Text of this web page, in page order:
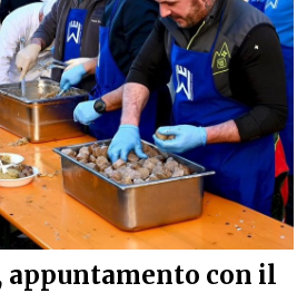
appuntamento con il